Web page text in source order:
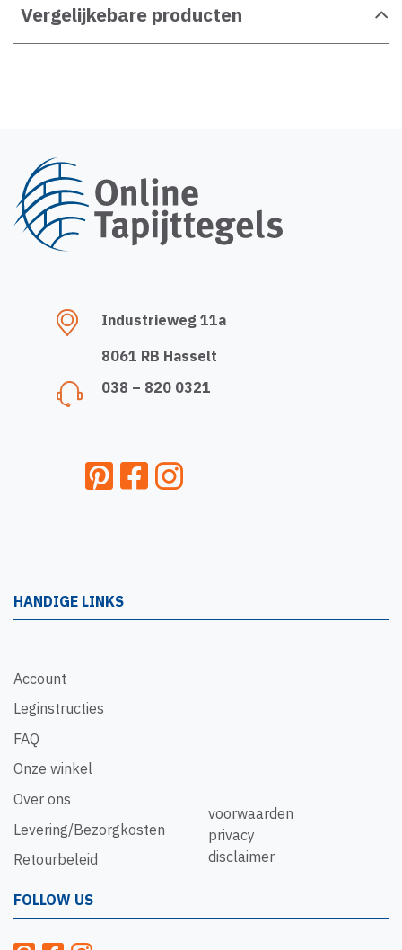
Vergelijkebare producten
Industrieweg 11a
8061 RB Hasselt
038 – 820 0321
HANDIGE LINKS
Account
Leginstructies
FAQ
Onze winkel
Over ons
Levering/Bezorgkosten
Retourbeleid
voorwaarden
privacy
disclaimer
FOLLOW US